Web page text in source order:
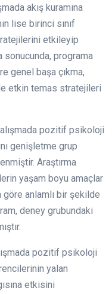
akış kuramına
lise birinci sınıf
etkileyip
programa
genel başa çıkma,
etkin temas stratejileri
pozitif psikoloji
genişletme grup
Araştırma
yaşam boyu amaçlar
anlamlı bir şekilde
deney grubundaki
pozitif psikoloji
yalan
etkisini